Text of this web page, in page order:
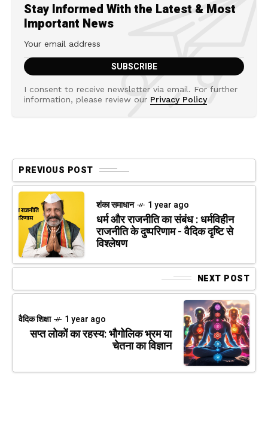
Stay Informed With the Latest & Most
Important News
I consent to receive newsletter via email. For further
information, please review our Privacy Policy
PREVIOUS POST
शंका समाधान 1 year ago
धर्म और राजनीति का संबंध : धर्मविहीन
राजनीति के दुष्परिणाम - वैदिक दृष्टि से
विश्लेषण
NEXT POST
वैदिक शिक्षा 1 year ago
सप्त लोकों का रहस्य: भौगोलिक भ्रम या
चेतना का विज्ञान